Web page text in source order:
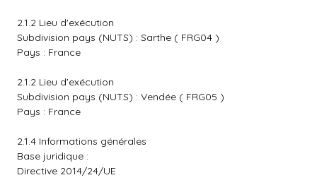
2.1.2 Lieu d'exécution
Subdivision pays (NUTS) : Sarthe ( FRG04 )
Pays : France
2.1.2 Lieu d'exécution
Subdivision pays (NUTS) : Vendée ( FRG05 )
Pays : France
2.1.4 Informations générales
Base juridique :
Directive 2014/24/UE